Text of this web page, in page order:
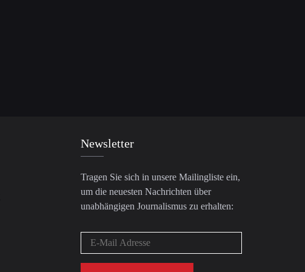
Newsletter
Tragen Sie sich in unsere Mailingliste ein,
um die neuesten Nachrichten über
unabhängigen Journalismus zu erhalten: